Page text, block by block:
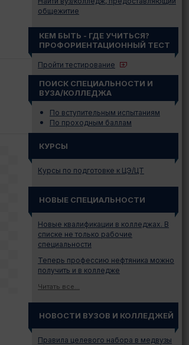
общежитие
КЕМ БЫТЬ - ГДЕ УЧИТЬСЯ?
ПРОФОРИЕНТАЦИОННЫЙ ТЕСТ
Пройти тестирование
ПОИСК СПЕЦИАЛЬНОСТИ И
ВУЗА/КОЛЛЕДЖА
По вступительным испытаниям
По проходным баллам
КУРСЫ
Курсы по подготовке к ЦЭ/ЦТ
НОВЫЕ СПЕЦИАЛЬНОСТИ
Новые квалификации в колледжах. В
списке не только рабочие
специальности
Теперь профессию нефтяника можно
получить и в колледже
Читать все...
НОВОСТИ ВУЗОВ И КОЛЛЕДЖЕЙ
Правила целевого набора в медвузы